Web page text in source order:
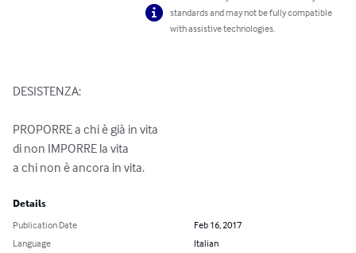
standards and may not be fully compatible
with assistive technologies.
DESISTENZA:
PROPORRE a chi è già in vita
di non IMPORRE la vita
a chi non è ancora in vita.
Details
Publication Date
Feb 16, 2017
Language
Italian